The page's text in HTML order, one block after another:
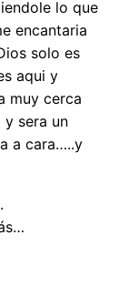
lo que
encantaria
solo es
aqui y
muy cerca
y sera un
a cara…..y